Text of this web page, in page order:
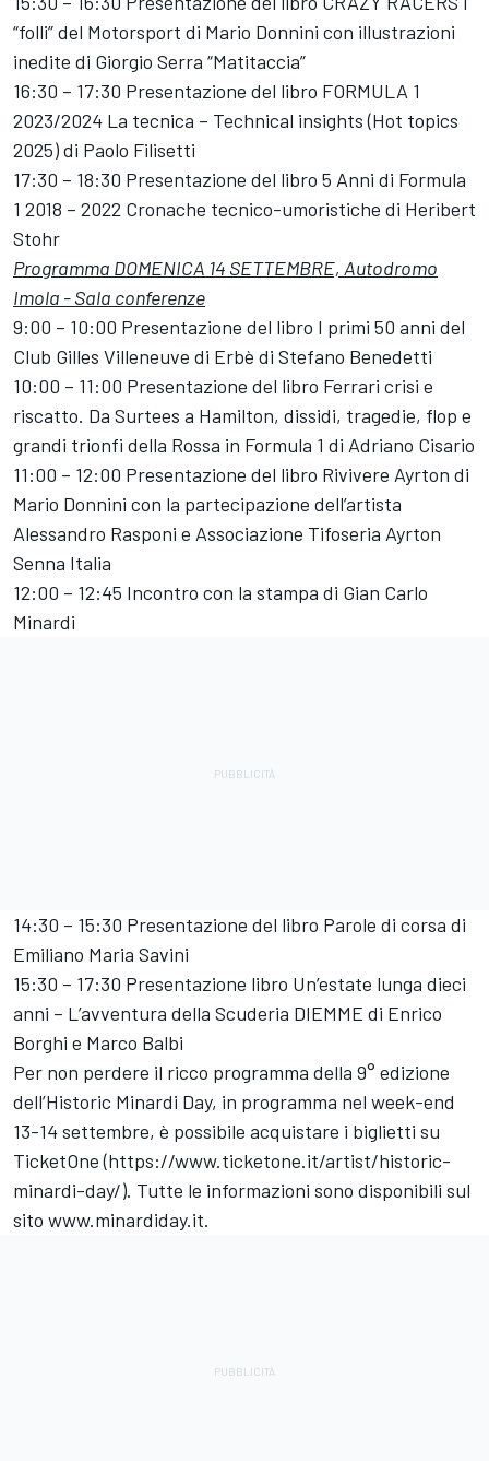
“folli” del Motorsport di Mario Donnini con illustrazioni
inedite di Giorgio Serra “Matitaccia”
16:30 – 17:30 Presentazione del libro FORMULA 1
2023/2024 La tecnica – Technical insights (Hot topics
2025) di Paolo Filisetti
17:30 – 18:30 Presentazione del libro 5 Anni di Formula
1 2018 – 2022 Cronache tecnico-umoristiche di Heribert
Stohr
Programma DOMENICA 14 SETTEMBRE, Autodromo
Imola - Sala conferenze
9:00 – 10:00 Presentazione del libro I primi 50 anni del
Club Gilles Villeneuve di Erbè di Stefano Benedetti
10:00 – 11:00 Presentazione del libro Ferrari crisi e
riscatto. Da Surtees a Hamilton, dissidi, tragedie, flop e
grandi trionfi della Rossa in Formula 1 di Adriano Cisario
11:00 – 12:00 Presentazione del libro Rivivere Ayrton di
Mario Donnini con la partecipazione dell’artista
Alessandro Rasponi e Associazione Tifoseria Ayrton
Senna Italia
12:00 – 12:45 Incontro con la stampa di Gian Carlo
Minardi
14:30 – 15:30 Presentazione del libro Parole di corsa di
Emiliano Maria Savini
15:30 – 17:30 Presentazione libro Un’estate lunga dieci
anni – L’avventura della Scuderia DIEMME di Enrico
Borghi e Marco Balbi
Per non perdere il ricco programma della 9° edizione
dell’Historic Minardi Day, in programma nel week-end
13-14 settembre, è possibile acquistare i biglietti su
TicketOne (https://www.ticketone.it/artist/historic-
minardi-day/). Tutte le informazioni sono disponibili sul
sito www.minardiday.it.